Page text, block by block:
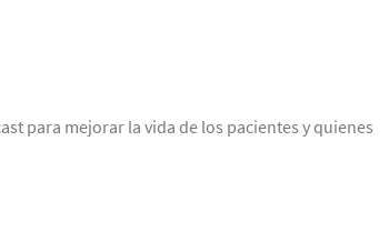
para mejorar la vida de los pacientes y quienes